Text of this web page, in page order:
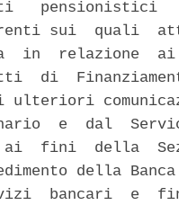
pensionistici
sui  quali
in  relazione
di
e  dal
ai  fini  della
della
bancari  e